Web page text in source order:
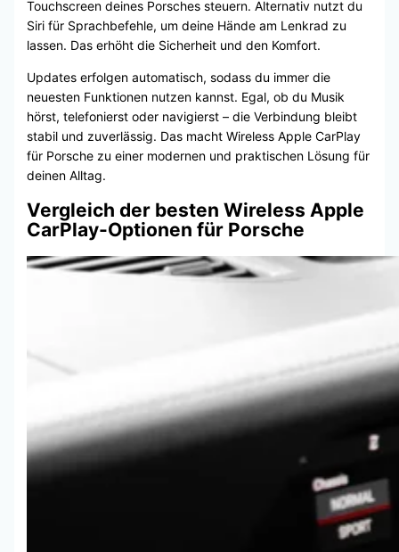
Touchscreen deines Porsches steuern. Alternativ nutzt du
Siri für Sprachbefehle, um deine Hände am Lenkrad zu
lassen. Das erhöht die Sicherheit und den Komfort.
Updates erfolgen automatisch, sodass du immer die
neuesten Funktionen nutzen kannst. Egal, ob du Musik
hörst, telefonierst oder navigierst – die Verbindung bleibt
stabil und zuverlässig. Das macht Wireless Apple CarPlay
für Porsche zu einer modernen und praktischen Lösung für
deinen Alltag.
Vergleich der besten Wireless Apple
CarPlay-Optionen für Porsche